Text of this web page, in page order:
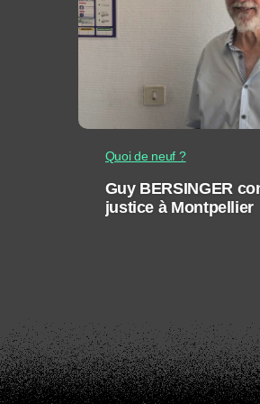
Quoi de neuf ?
Guy BERSINGER
justice à Montpellier